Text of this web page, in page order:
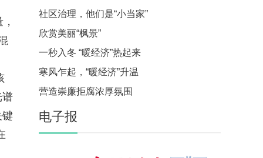
谱
键
社区治理，他们是“小当家”
欣赏美丽“枫景”
一秒入冬 “暖经济”热起来
寒风乍起，“暖经济”升温
营造崇廉拒腐浓厚氛围
电子报